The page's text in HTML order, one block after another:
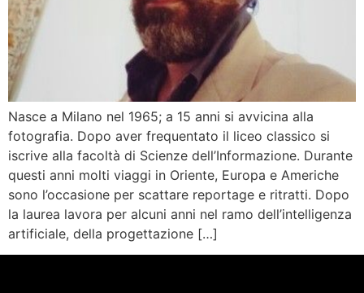
Nasce a Milano nel 1965; a 15 anni si avvicina alla
fotografia. Dopo aver frequentato il liceo classico si
iscrive alla facoltà di Scienze dell’Informazione. Durante
questi anni molti viaggi in Oriente, Europa e Americhe
sono l’occasione per scattare reportage e ritratti. Dopo
la laurea lavora per alcuni anni nel ramo dell’intelligenza
artificiale, della progettazione […]